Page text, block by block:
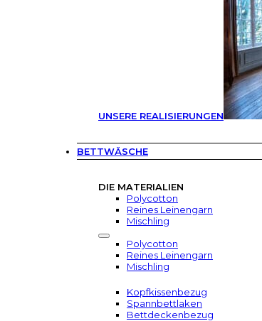
UNSERE REALISIERUNGEN
BETTWÄSCHE
DIE MATERIALIEN
Polycotton
Reines Leinengarn
Mischling
Polycotton
Reines Leinengarn
Mischling
Kopfkissenbezug
Spannbettlaken
Bettdeckenbezug